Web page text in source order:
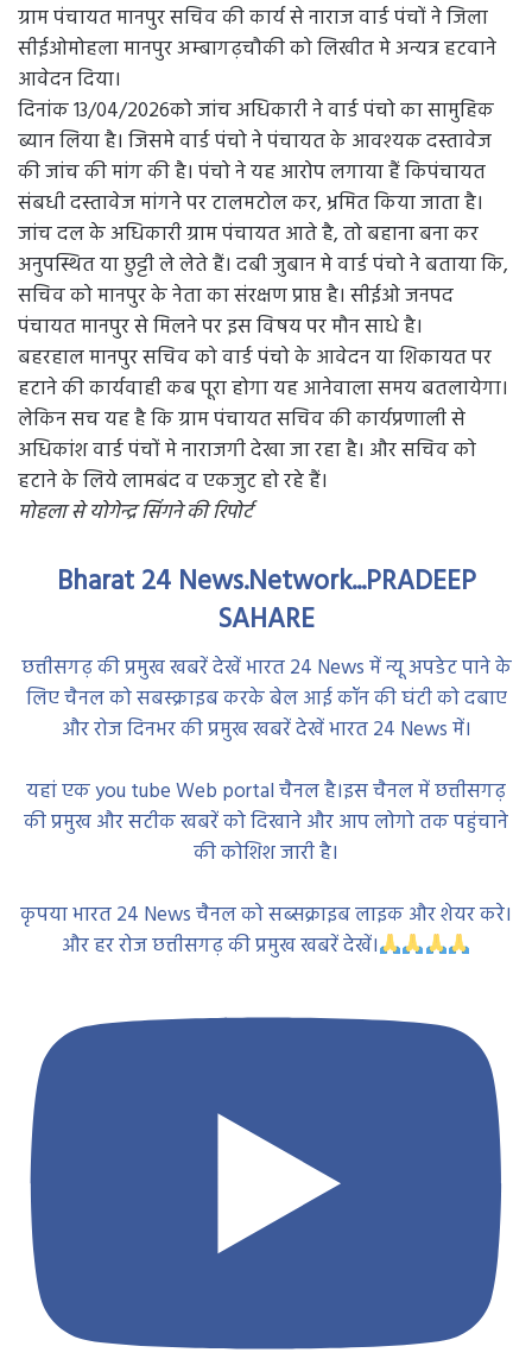
ग्राम पंचायत मानपुर सचिव की कार्य से नाराज वार्ड पंचों ने जिला
सीईओमोहला मानपुर अम्बागढ़चौकी को लिखीत मे अन्यत्र हटवाने
आवेदन दिया।
दिनांक 13/04/2026को जांच अधिकारी ने वार्ड पंचो का सामुहिक
ब्यान लिया है। जिसमे वार्ड पंचो ने पंचायत के आवश्यक दस्तावेज
की जांच की मांग की है। पंचो ने यह आरोप लगाया हैं किपंचायत
संबधी दस्तावेज मांगने पर टालमटोल कर, भ्रमित किया जाता है।
जांच दल के अधिकारी ग्राम पंचायत आते है, तो बहाना बना कर
अनुपस्थित या छुट्टी ले लेते हैं। दबी जुबान मे वार्ड पंचो ने बताया कि,
सचिव को मानपुर के नेता का संरक्षण प्राप्त है। सीईओ जनपद
पंचायत मानपुर से मिलने पर इस विषय पर मौन साधे है।
बहरहाल मानपुर सचिव को वार्ड पंचो के आवेदन या शिकायत पर
हटाने की कार्यवाही कब पूरा होगा यह आनेवाला समय बतलायेगा।
लेकिन सच यह है कि ग्राम पंचायत सचिव की कार्यप्रणाली से
अधिकांश वार्ड पंचों मे नाराजगी देखा जा रहा है। और सचिव को
हटाने के लिये लामबंद व एकजुट हो रहे हैं।
मोहला से योगेन्द्र सिंगने की रिपोर्ट
Bharat 24 News.Network...PRADEEP
SAHARE
छत्तीसगढ़ की प्रमुख खबरें देखें भारत 24 News में न्यू अपडेट पाने के
लिए चैनल को सबस्क्राइब करके बेल आई कॉन की घंटी को दबाए
और रोज दिनभर की प्रमुख खबरें देखें भारत 24 News में।
यहां एक you tube Web portal चैनल है।इस चैनल में छत्तीसगढ़
की प्रमुख और सटीक खबरें को दिखाने और आप लोगो तक पहुंचाने
की कोशिश जारी है।
कृपया भारत 24 News चैनल को सब्सक्राइब लाइक और शेयर करे।
और हर रोज छत्तीसगढ़ की प्रमुख खबरें देखें।